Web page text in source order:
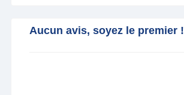
Aucun avis, soyez le premier !